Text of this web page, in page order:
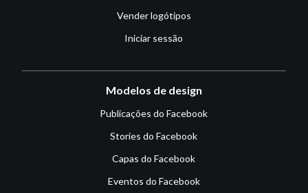
Vender logótipos
Iniciar sessão
Modelos de design
Publicações do Facebook
Stories do Facebook
Capas do Facebook
Eventos do Facebook